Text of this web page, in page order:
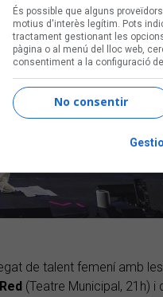
de talent femení amb les
Red (Teatre Municipal, 21h) i
És possible que alguns
motius d'interès legítim. Pots
tractament gestionant les
pàgina o al menú del lloc web,
consentiment a la configuració
No consentir